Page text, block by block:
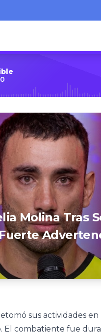
Molina Tras
sus actividades en
combatiente fue